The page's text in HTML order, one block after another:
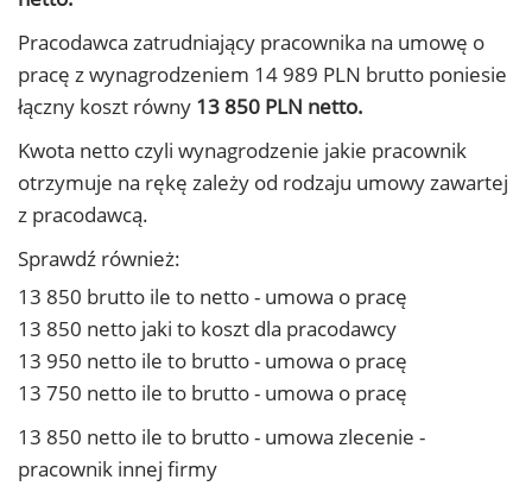
Pracodawca zatrudniający pracownika na umowę o
pracę z wynagrodzeniem 14 989 PLN brutto poniesie
łączny koszt równy 13 850 PLN netto.
Kwota netto czyli wynagrodzenie jakie pracownik
otrzymuje na rękę zależy od rodzaju umowy zawartej
z pracodawcą.
Sprawdź również:
13 850 brutto ile to netto - umowa o pracę
13 850 netto jaki to koszt dla pracodawcy
13 950 netto ile to brutto - umowa o pracę
13 750 netto ile to brutto - umowa o pracę
13 850 netto ile to brutto - umowa zlecenie -
pracownik innej firmy